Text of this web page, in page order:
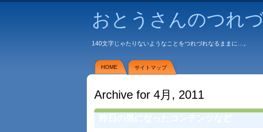
おとうさんのつれ
140文字じゃたりないようなことをつれづれなるままに…。
HOME サイトマップ
Archive for 4月, 2011